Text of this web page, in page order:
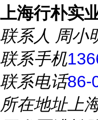
上海行朴实
联系人 周小
联系手机
联系电话86-
所在地址上